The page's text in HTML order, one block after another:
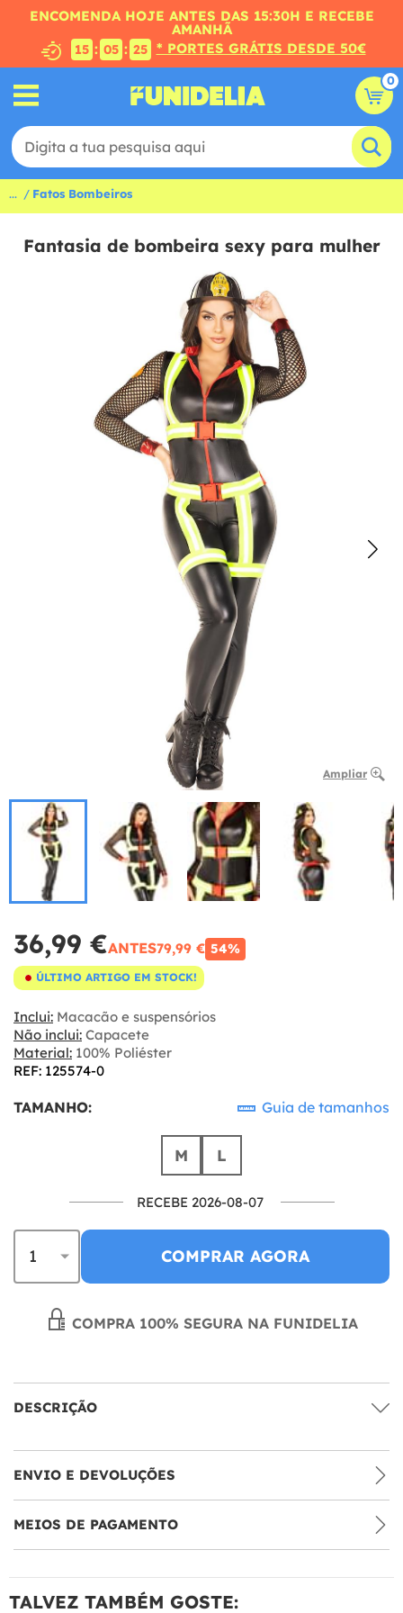
ENCOMENDA HOJE ANTES DAS 15:30H E RECEBE
AMANHÃ
15 : 05 : 24 * PORTES GRÁTIS DESDE 50€
0
... Fatos Bombeiros
Fantasia de bombeira sexy para mulher
Ampliar
36,99 €ANTES79,99 € 54%
ÚLTIMO ARTIGO EM STOCK!
Inclui: Macacão e suspensórios
Não inclui: Capacete
Material: 100% Poliéster
REF: 125574-0
TAMANHO: Guia de tamanhos
M L
RECEBE 2026-08-07
COMPRAR AGORA
COMPRA 100% SEGURA NA FUNIDELIA
DESCRIÇÃO
ENVIO E DEVOLUÇÕES
MEIOS DE PAGAMENTO
TALVEZ TAMBÉM GOSTE: